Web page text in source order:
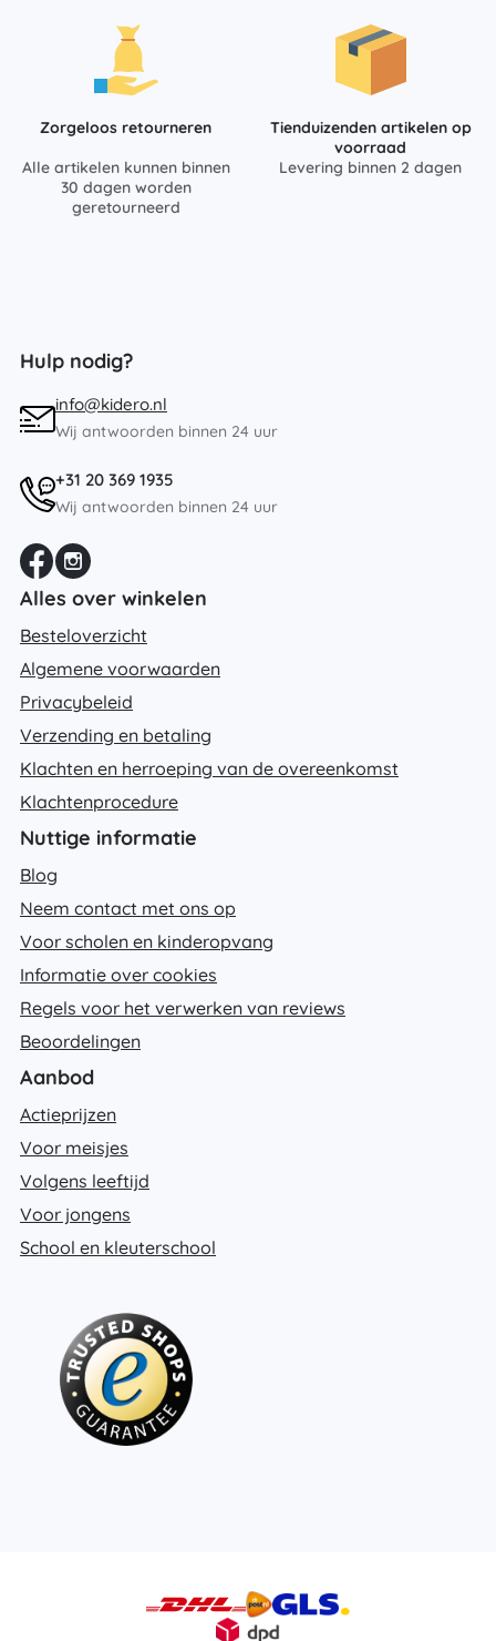
Zorgeloos retourneren
Alle artikelen kunnen binnen
30 dagen worden
geretourneerd
Tienduizenden artikelen op
voorraad
Levering binnen 2 dagen
Hulp nodig?
info@kidero.nl
Wij antwoorden binnen 24 uur
+31 20 369 1935
Wij antwoorden binnen 24 uur
Alles over winkelen
Besteloverzicht
Algemene voorwaarden
Privacybeleid
Verzending en betaling
Klachten en herroeping van de overeenkomst
Klachtenprocedure
Nuttige informatie
Blog
Neem contact met ons op
Voor scholen en kinderopvang
Informatie over cookies
Regels voor het verwerken van reviews
Beoordelingen
Aanbod
Actieprijzen
Voor meisjes
Volgens leeftijd
Voor jongens
School en kleuterschool